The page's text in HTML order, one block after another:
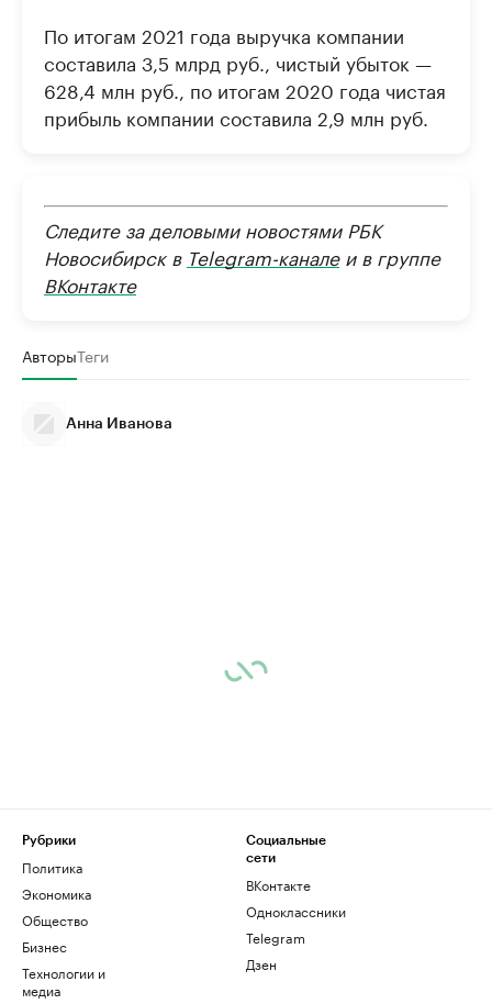
По итогам 2021 года выручка компании
составила 3,5 млрд руб., чистый убыток —
628,4 млн руб., по итогам 2020 года чистая
прибыль компании составила 2,9 млн руб.
Следите за деловыми новостями РБК
Новосибирск в Telegram-каналеи в группе
ВКонтакте
АвторыТеги
Анна Иванова
Рубрики
Политика
Экономика
Общество
Бизнес
Технологии и
медиа
Социальные
сети
ВКонтакте
Одноклассники
Telegram
Дзен